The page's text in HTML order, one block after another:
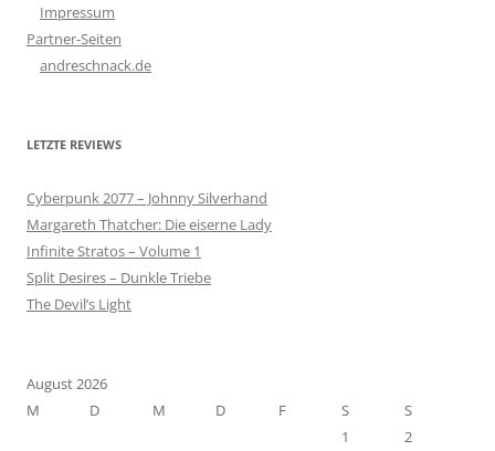
Impressum
Partner-Seiten
andreschnack.de
LETZTE REVIEWS
Cyberpunk 2077 – Johnny Silverhand
Margareth Thatcher: Die eiserne Lady
Infinite Stratos – Volume 1
Split Desires – Dunkle Triebe
The Devil’s Light
August 2026
M
D M D F S
S
1
2